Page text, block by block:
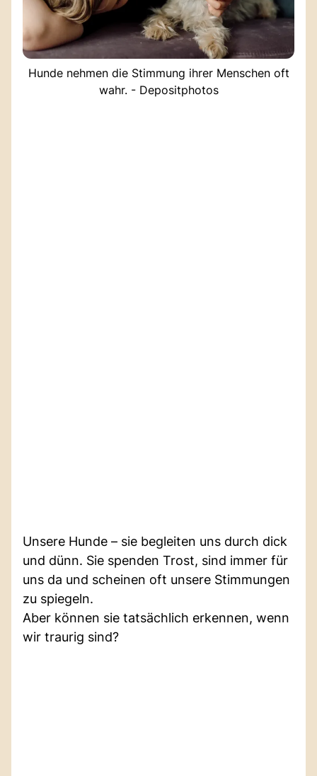
Hunde nehmen die Stimmung ihrer Menschen oft
wahr. - Depositphotos
Unsere Hunde – sie begleiten uns durch dick
und dünn. Sie spenden Trost, sind immer für
uns da und scheinen oft unsere Stimmungen
zu spiegeln.
Aber können sie tatsächlich erkennen, wenn
wir traurig sind?